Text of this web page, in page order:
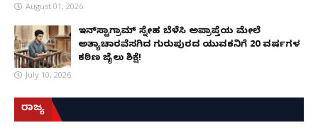
August 01, 2026
ಇನ್‌ಸ್ಟಾಗ್ರಾಮ್ ಸ್ನೇಹ ಬೆಳೆಸಿ ಅಪ್ರಾಪ್ತೆಯ ಮೇಲೆ
ಅತ್ಯಾಚಾರವೆಸಗಿದ ಗುರುಪುರದ ಯುವಕನಿಗೆ 20 ವರ್ಷಗಳ
ಕಠಿಣ ಜೈಲು ಶಿಕ್ಷೆ!
July 10, 2026
ರಾಜ್ಯ